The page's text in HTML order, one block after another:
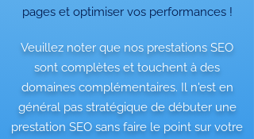
pages et optimiser vos performances !
Veuillez noter que nos prestations SEO
sont complètes et touchent à des
domaines complémentaires. Il n'est en
général pas stratégique de débuter une
prestation SEO sans faire le point sur votre